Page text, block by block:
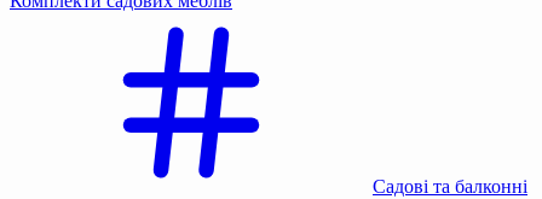
Садові та балконні